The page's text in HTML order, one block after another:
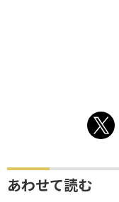
あわせて読む